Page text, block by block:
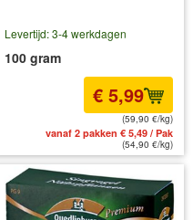
Levertijd: 3-4 werkdagen
100 gram
€ 5,99
(59,90 €/kg)
vanaf 2 pakken € 5,49 / Pak
(54,90 €/kg)